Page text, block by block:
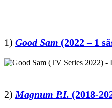
1) Good Sam (2022 – 1
2)Magnum P.I. (2018-